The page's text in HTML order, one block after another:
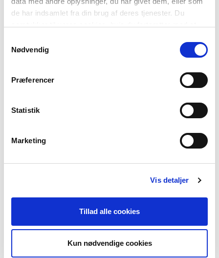
de har indsamlet fra din brug af deres tjenester. Du
Nødvendig
Præferencer
Statistik
Marketing
Vis detaljer
Tillad alle cookies
Kun nødvendige cookies
ISLANNIN KIELI
Vientisanoja: gejser ja bärsärk
Vaikeinta sanoa:: Það fer nú að verða verra ferðaveðrið (tulee
olemaan pahempaa matkailmaa)
SKANDINAAVISET KIELET - ULKOAPÄIN